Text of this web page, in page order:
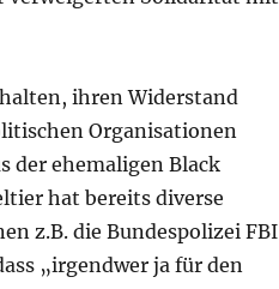
ihren Widerstand
Organisationen
der ehemaligen Black
hat bereits diverse
z.B. die Bundespolizei FBI
„irgendwer ja für den